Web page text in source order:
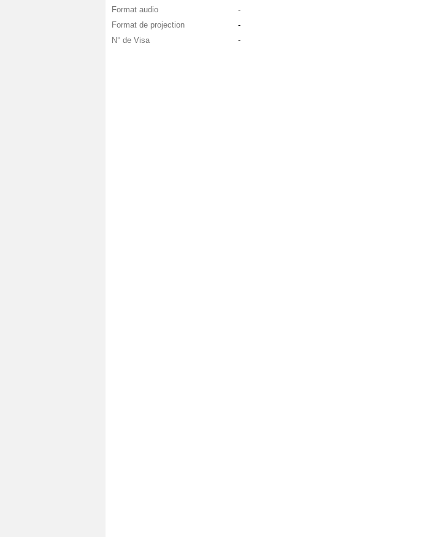
Format audio
-
Format de projection
-
N° de Visa
-